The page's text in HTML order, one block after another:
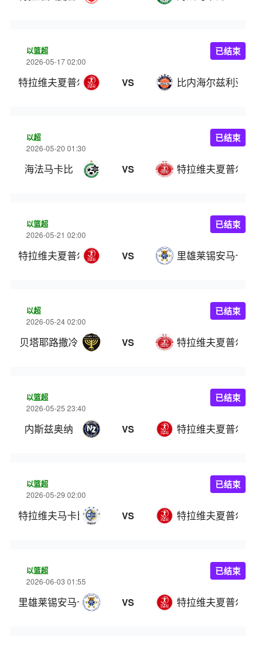
以篮超
2026-05-17 02:00
特拉维夫夏普尔 VS 比内海尔兹利亚
已结束
以超
2026-05-20 01:30
海法马卡比 VS 特拉维夫夏普尔
已结束
以篮超
2026-05-21 02:00
特拉维夫夏普尔 VS 里雄莱锡安马卡比
已结束
以超
2026-05-24 02:00
贝塔耶路撒冷 VS 特拉维夫夏普尔
已结束
以篮超
2026-05-25 23:40
内斯兹奥纳 VS 特拉维夫夏普尔
已结束
以篮超
2026-05-29 02:00
特拉维夫马卡比 VS 特拉维夫夏普尔
已结束
以篮超
2026-06-03 01:55
里雄莱锡安马卡比 VS 特拉维夫夏普尔
已结束